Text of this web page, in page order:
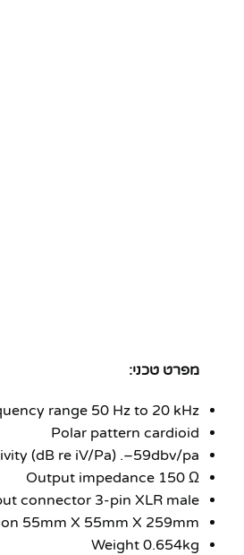
מפרט טכני:
range 50 Hz to 20 kHz
Polar pattern cardioid
(dB re iV/Pa) .–59dbv/pa
Output impedance 150 Ω
connector 3-pin XLR male
55mm X 55mm X 259mm
Weight 0.654kg